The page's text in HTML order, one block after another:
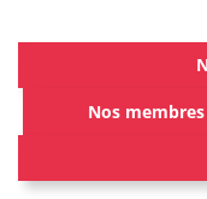
Nos membres